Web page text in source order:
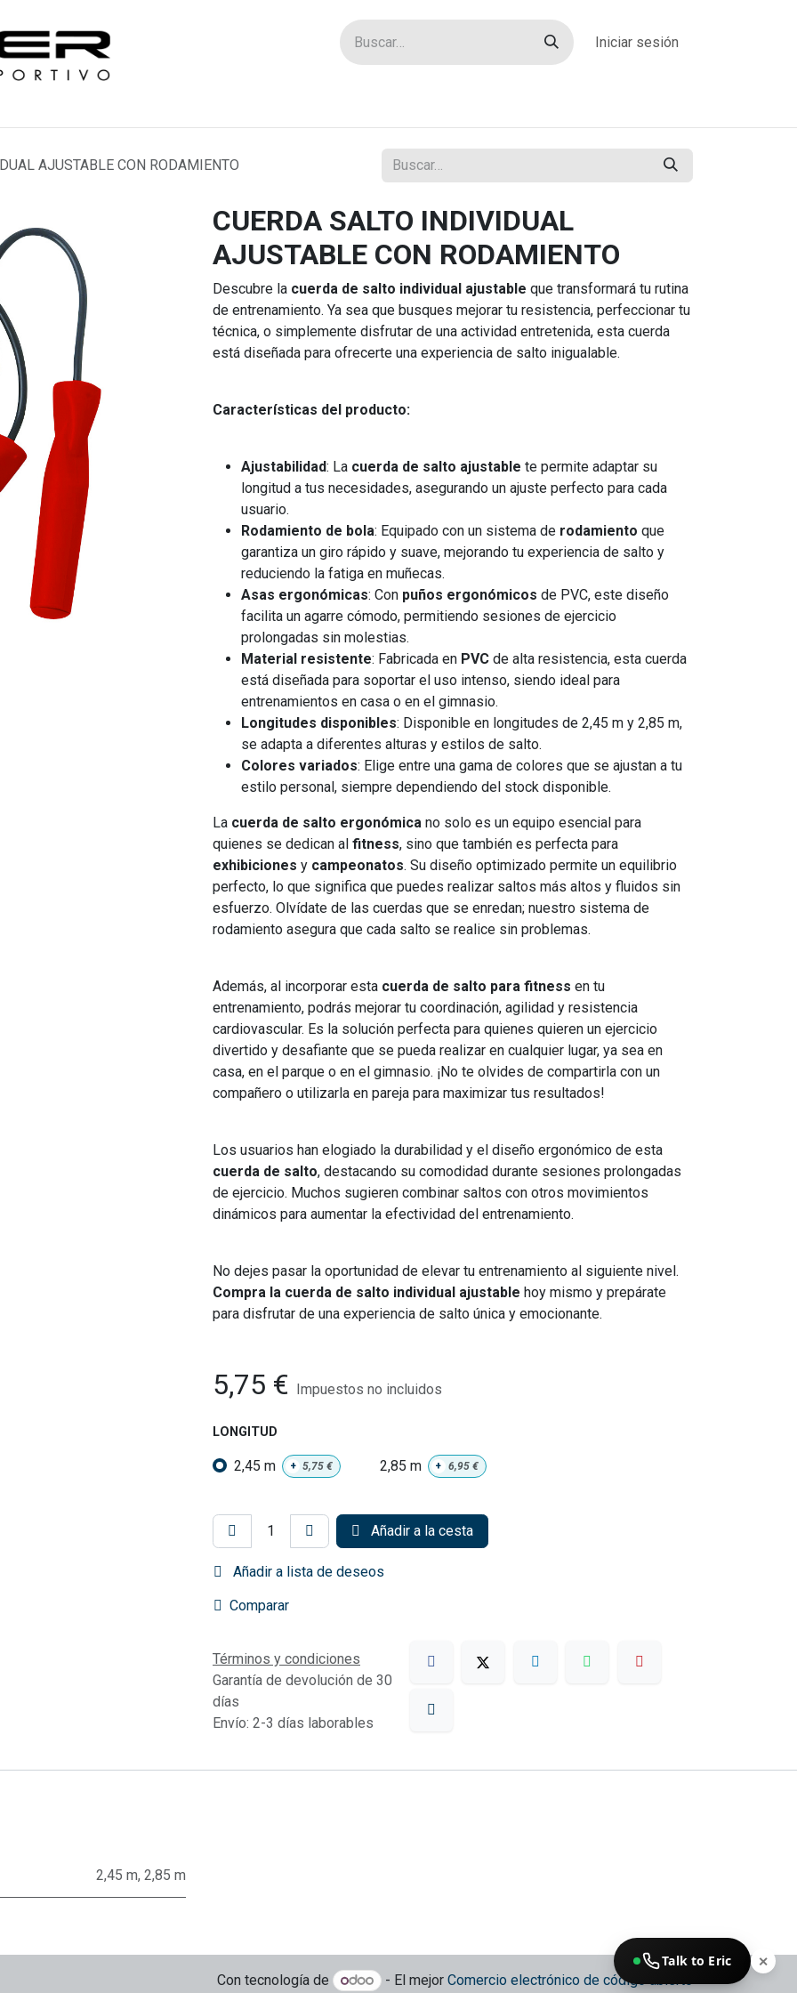
Iniciar sesión
AJUSTABLE CON RODAMIENTO
CUERDA SALTO INDIVIDUAL
AJUSTABLE CON RODAMIENTO
Descubre la cuerda de salto individual ajustable que transformará tu rutina
de entrenamiento. Ya sea que busques mejorar tu resistencia, perfeccionar tu
técnica, o simplemente disfrutar de una actividad entretenida, esta cuerda
está diseñada para ofrecerte una experiencia de salto inigualable.
Características del producto:
Ajustabilidad: La cuerda de salto ajustable te permite adaptar su
longitud a tus necesidades, asegurando un ajuste perfecto para cada
usuario.
Rodamiento de bola: Equipado con un sistema de rodamiento que
garantiza un giro rápido y suave, mejorando tu experiencia de salto y
reduciendo la fatiga en muñecas.
Asas ergonómicas: Con puños ergonómicos de PVC, este diseño
facilita un agarre cómodo, permitiendo sesiones de ejercicio
prolongadas sin molestias.
Material resistente: Fabricada en PVC de alta resistencia, esta cuerda
está diseñada para soportar el uso intenso, siendo ideal para
entrenamientos en casa o en el gimnasio.
Longitudes disponibles: Disponible en longitudes de 2,45 m y 2,85 m,
se adapta a diferentes alturas y estilos de salto.
Colores variados: Elige entre una gama de colores que se ajustan a tu
estilo personal, siempre dependiendo del stock disponible.
La cuerda de salto ergonómica no solo es un equipo esencial para
quienes se dedican al fitness, sino que también es perfecta para
exhibiciones y campeonatos. Su diseño optimizado permite un equilibrio
perfecto, lo que significa que puedes realizar saltos más altos y fluidos sin
esfuerzo. Olvídate de las cuerdas que se enredan; nuestro sistema de
rodamiento asegura que cada salto se realice sin problemas.
Además, al incorporar esta cuerda de salto para fitness en tu
entrenamiento, podrás mejorar tu coordinación, agilidad y resistencia
cardiovascular. Es la solución perfecta para quienes quieren un ejercicio
divertido y desafiante que se pueda realizar en cualquier lugar, ya sea en
casa, en el parque o en el gimnasio. ¡No te olvides de compartirla con un
compañero o utilizarla en pareja para maximizar tus resultados!
Los usuarios han elogiado la durabilidad y el diseño ergonómico de esta
cuerda de salto, destacando su comodidad durante sesiones prolongadas
de ejercicio. Muchos sugieren combinar saltos con otros movimientos
dinámicos para aumentar la efectividad del entrenamiento.
No dejes pasar la oportunidad de elevar tu entrenamiento al siguiente nivel.
Compra la cuerda de salto individual ajustable hoy mismo y prepárate
para disfrutar de una experiencia de salto única y emocionante.
5,75 € Impuestos no incluidos
LONGITUD
2,45 m + 5,75 € 2,85 m + 6,95€
Añadir a la cesta
Añadir a lista de deseos
Comparar
Términos y condiciones
Garantía de devolución de 30
días
Envío: 2-3 días laborables
2,45 m, 2,85 m
Con tecnología de - El mejor Comercio electrónico de código abierto
Talk to Eric ✕